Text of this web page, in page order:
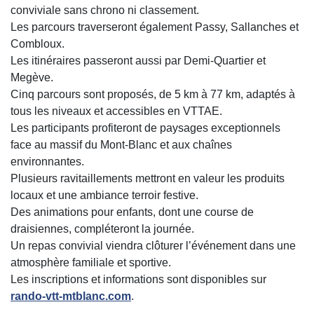
conviviale sans chrono ni classement.
Les parcours traverseront également Passy, Sallanches et
Combloux.
Les itinéraires passeront aussi par Demi-Quartier et
Megève.
Cinq parcours sont proposés, de 5 km à 77 km, adaptés à
tous les niveaux et accessibles en VTTAE.
Les participants profiteront de paysages exceptionnels
face au massif du Mont-Blanc et aux chaînes
environnantes.
Plusieurs ravitaillements mettront en valeur les produits
locaux et une ambiance terroir festive.
Des animations pour enfants, dont une course de
draisiennes, compléteront la journée.
Un repas convivial viendra clôturer l’événement dans une
atmosphère familiale et sportive.
Les inscriptions et informations sont disponibles sur
rando-vtt-mtblanc.com.